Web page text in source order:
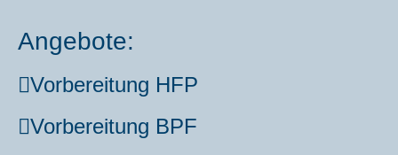
Angebote:
Vor­be­rei­tung HFP
Vor­be­rei­tung BPF